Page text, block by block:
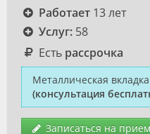
Работает13 лет
Услуг:58
Есть рассрочка
Металлическая вкладка
(консультация
Записаться на прием